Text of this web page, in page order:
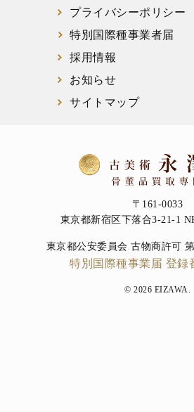
プライバシーポリシー
特別国際種事業者届
採用情報
お知らせ
サイトマップ
〒161-0033
東京都新宿区下落合3-21-1
東京都公安委員会 古物商許可
特別国際種事業届 登録
© 2026 EIZAWA.